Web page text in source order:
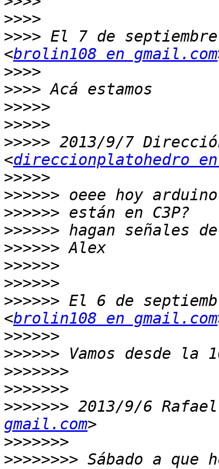
>>>>
>>>> El 7 de
<brolin108 en gmail.com
>>>>
>>>>
>>>>>
>>>>>
>>>>> 2013/9/7
<direccionplatohedro
>>>>>
>>>>>>
>>>>>>
>>>>>>
>>>>>>
>>>>>>
>>>>>>
>>>>>> El 6 de
<brolin108 en gmail.com
>>>>>>
>>>>>>
>>>>>>>
>>>>>>>
>>>>>>> 2013/9/6
gmail.com
>>>>>>>
>>>>>>>> Sábado a que